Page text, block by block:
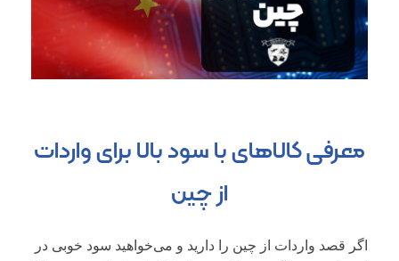
معرفی کالاهای با سود بالا برای واردات
از چین
اگر قصد واردات از چین را دارید و می‌خواهید سود خوبی در